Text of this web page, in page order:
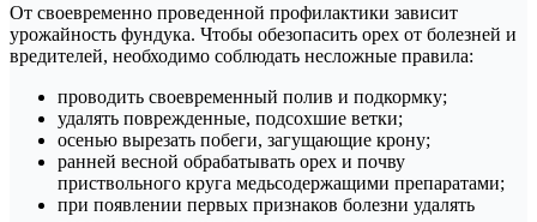
От своевременно проведенной профилактики зависит
урожайность фундука. Чтобы обезопасить орех от болезней и
вредителей, необходимо соблюдать несложные правила:
проводить своевременный полив и подкормку;
удалять поврежденные, подсохшие ветки;
осенью вырезать побеги, загущающие крону;
ранней весной обрабатывать орех и почву
приствольного круга медьсодержащими препаратами;
при появлении первых признаков болезни удалять